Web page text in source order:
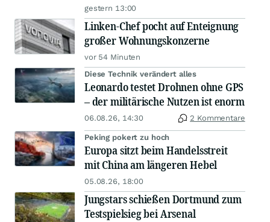
gestern 13:00
Linken-Chef pocht auf Enteignung
großer Wohnungskonzerne
vor 54 Minuten
Diese Technik verändert alles
Leonardo testet Drohnen ohne GPS
– der militärische Nutzen ist enorm
06.08.26, 14:30 2 Kommentare
Peking pokert zu hoch
Europa sitzt beim Handelsstreit
mit China am längeren Hebel
05.08.26, 18:00
Jungstars schießen Dortmund zum
Testspielsieg bei Arsenal